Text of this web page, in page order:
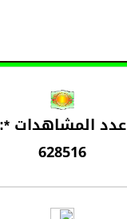
عدد المشاهدات *:
628516